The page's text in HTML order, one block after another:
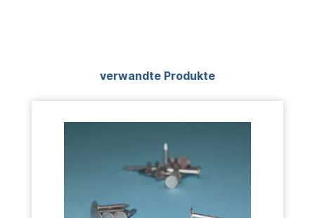
Produktgalerie überspringen
verwandte Produkte